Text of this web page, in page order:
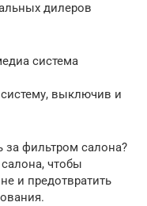
дилеров
система
систему, выключив и
за фильтром салона?
чтобы
и предотвратить